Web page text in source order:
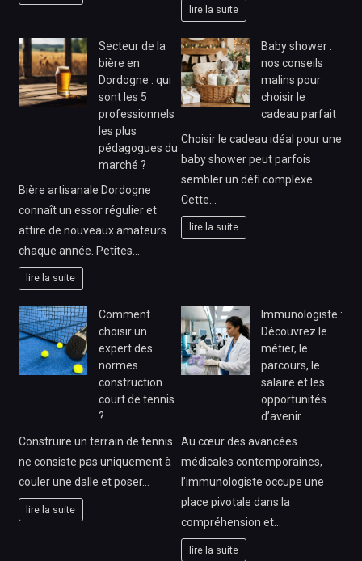
lire la suite
Secteur de la
bière en
Dordogne : qui
sont les 5
professionnels
les plus
pédagogues du
marché ?
Bière artisanale Dordogne
connaît un essor régulier et
attire de nouveaux amateurs
chaque année. Petites…
lire la suite
Baby shower :
nos conseils
malins pour
choisir le
cadeau parfait
Choisir le cadeau idéal pour une
baby shower peut parfois
sembler un défi complexe.
Cette…
lire la suite
Comment
choisir un
expert des
normes
construction
court de tennis
?
Construire un terrain de tennis
ne consiste pas uniquement à
couler une dalle et poser…
lire la suite
Immunologiste :
Découvrez le
métier, le
parcours, le
salaire et les
opportunités
d’avenir
Au cœur des avancées
médicales contemporaines,
l’immunologiste occupe une
place pivotale dans la
compréhension et…
lire la suite